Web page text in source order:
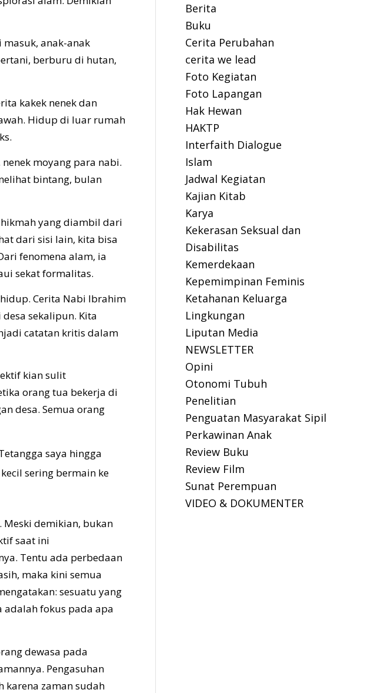
anak-anak
berburu di hutan,
kakek nenek dan
Hidup di luar rumah
moyang para nabi.
bintang, bulan
yang diambil dari
dari sisi lain, kita bisa
fenomena alam, ia
sekat formalitas.
Cerita Nabi Ibrahim
sekalipun. Kita
catatan kritis dalam
kian sulit
orang tua bekerja di
desa. Semua orang
saya hingga
sering bermain ke
demikian, bukan
saat ini
Tentu ada perbedaan
maka kini semua
sesuatu yang
fokus pada apa
dewasa pada
Pengasuhan
karena zaman sudah
Berita
Buku
Cerita Perubahan
cerita we lead
Foto Kegiatan
Foto Lapangan
Hak Hewan
HAKTP
Interfaith Dialogue
Islam
Jadwal Kegiatan
Kajian Kitab
Karya
Kekerasan Seksual dan
Disabilitas
Kemerdekaan
Kepemimpinan Feminis
Ketahanan Keluarga
Lingkungan
Liputan Media
NEWSLETTER
Opini
Otonomi Tubuh
Penelitian
Penguatan Masyarakat Sipil
Perkawinan Anak
Review Buku
Review Film
Sunat Perempuan
VIDEO & DOKUMENTER